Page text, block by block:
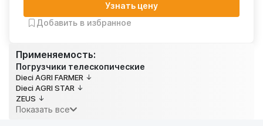
Применяемость:
Погрузчики телескопические
Dieci AGRI FARMER
Dieci AGRI STAR
ZEUS
Показать все
Узнать цену
Добавить в избранное